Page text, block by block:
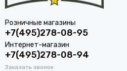
Розничные магазины
+7(495)278-08-95
Интернет-магазин
+7(495)278-08-94
Заказать звонок